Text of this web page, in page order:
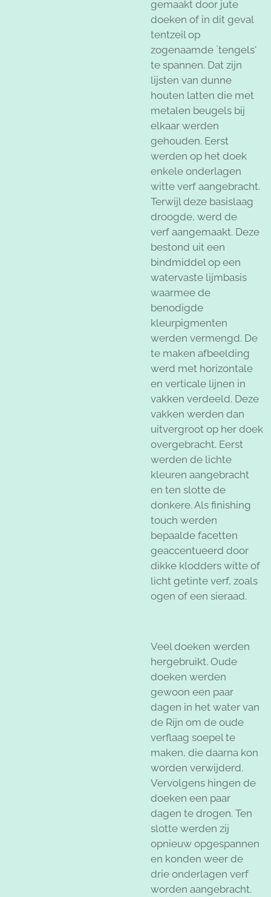
gemaakt door jute
doeken of in dit geval
tentzeil op
zogenaamde `tengels'
te spannen. Dat zijn
lijsten van dunne
houten latten die met
metalen beugels bij
elkaar werden
gehouden. Eerst
werden op het doek
enkele onderlagen
witte verf aangebracht.
Terwijl deze basislaag
droogde, werd de
verf aangemaakt. Deze
bestond uit een
bindmiddel op een
watervaste lijmbasis
waarmee de
benodigde
kleurpigmenten
werden vermengd. De
te maken afbeelding
werd met horizontale
en verticale lijnen in
vakken verdeeld. Deze
vakken werden dan
uitvergroot op her doek
overgebracht. Eerst
werden de lichte
kleuren aangebracht
en ten slotte de
donkere. Als finishing
touch werden
bepaalde facetten
geaccentueerd door
dikke klodders witte of
licht getinte verf, zoals
ogen of een sieraad.
Veel doeken werden
hergebruikt. Oude
doeken werden
gewoon een paar
dagen in het water van
de Rijn om de oude
verflaag soepel te
maken, die daarna kon
worden verwijderd.
Vervolgens hingen de
doeken een paar
dagen te drogen. Ten
slotte werden zij
opnieuw opgespannen
en konden weer de
drie onderlagen verf
worden aangebracht.